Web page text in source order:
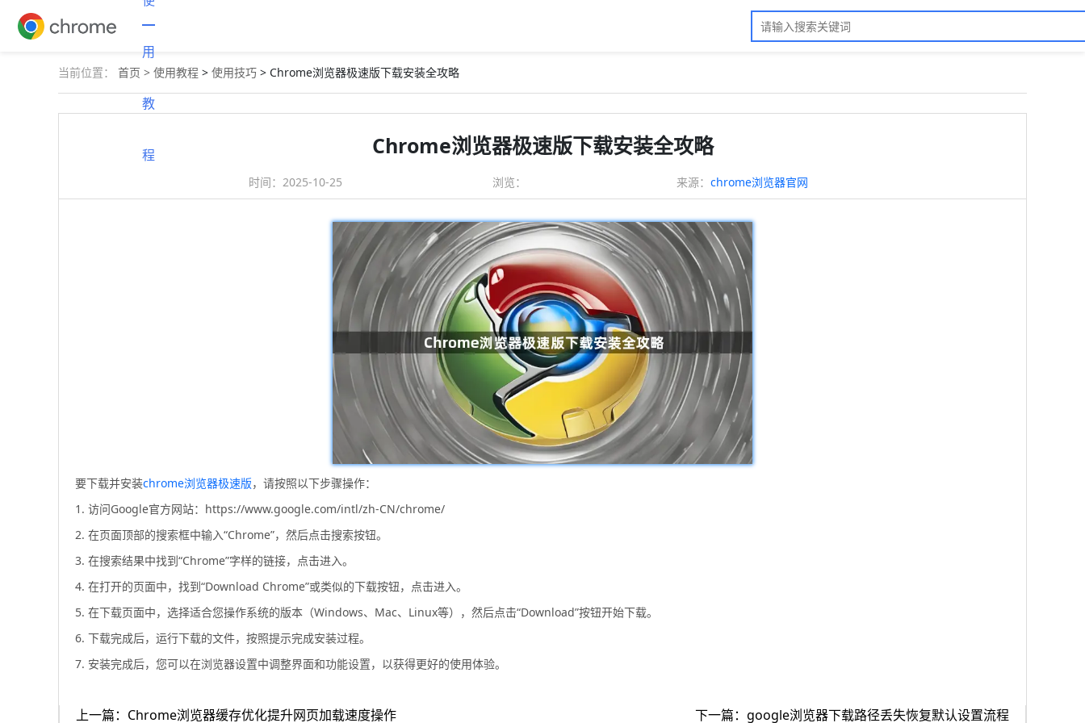
用
教
程
当前位置： 首页 > 使用教程 > 使用技巧 > Chrome浏览器极速版下载安装全攻略
Chrome浏览器极速版下载安装全攻略
时间：2025-10-25 浏览： 来源： chrome浏览器官网
要下载并安装chrome浏览器极速版，请按照以下步骤操作：
1. 访问Google官方网站：https://www.google.com/intl/zh-CN/chrome/
2. 在页面顶部的搜索框中输入“Chrome”，然后点击搜索按钮。
3. 在搜索结果中找到“Chrome”字样的链接，点击进入。
4. 在打开的页面中，找到“Download Chrome”或类似的下载按钮，点击进入。
5. 在下载页面中，选择适合您操作系统的版本（Windows、Mac、Linux等），然后点击“Download”按钮开始下载。
6. 下载完成后，运行下载的文件，按照提示完成安装过程。
7. 安装完成后，您可以在浏览器设置中调整界面和功能设置，以获得更好的使用体验。
上一篇：Chrome浏览器缓存优化提升网页加载速度操作 下一篇：google浏览器下载路径丢失恢复默认设置流程